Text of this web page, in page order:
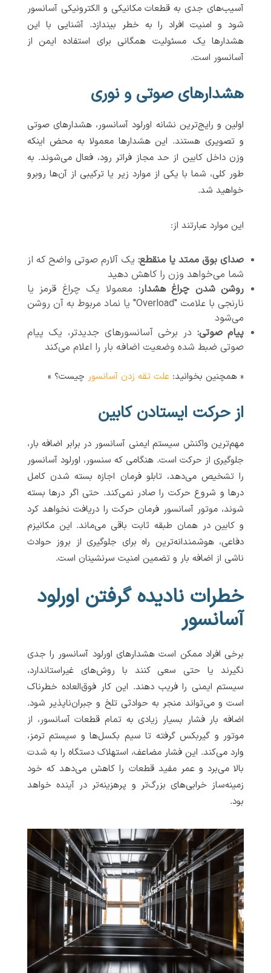
آسیب‌های جدی به قطعات مکانیکی و الکترونیکی آسانسور
شود و امنیت افراد را به خطر بیندازد. آشنایی با این
هشدارها یک مسئولیت همگانی برای استفاده ایمن از
آسانسور است.
هشدارهای صوتی و نوری
اولین و رایج‌ترین نشانه اورلود آسانسور، هشدارهای صوتی
و تصویری هستند. این هشدارها معمولا به محض اینکه
وزن داخل کابین از حد مجاز فراتر رود، فعال می‌شوند. به
طور کلی، شما با یکی از موارد زیر یا ترکیبی از آن‌ها روبرو
خواهید شد.
این موارد عبارتند از:
صدای بوق ممتد یا منقطع:یک آلارم صوتی واضح که از
شما می‌خواهد وزن را کاهش دهید
روشن شدن چراغ هشدار: معمولا یک چراغ قرمز یا
نارنجی با علامت "Overload" یا نماد مربوط به آن روشن
می‌شود
پیام صوتی: در برخی آسانسورهای جدیدتر، یک پیام
صوتی ضبط شده وضعیت اضافه بار را اعلام می‌کند
« همچنین بخوانید: علت تقه زدن آسانسور چیست؟ »
از حرکت ایستادن کابین
مهم‌ترین واکنش سیستم ایمنی آسانسور در برابر اضافه بار،
جلوگیری از حرکت است. هنگامی که سنسور، اورلود آسانسور
را تشخیص می‌دهد، تابلو فرمان اجازه بسته شدن کامل
درها و شروع حرکت را صادر نمی‌کند. حتی اگر درها بسته
شوند، موتور آسانسور فرمان حرکت را دریافت نخواهد کرد
و کابین در همان طبقه ثابت باقی می‌ماند. این مکانیزم
دفاعی، هوشمندانه‌ترین راه برای جلوگیری از بروز حوادث
ناشی از اضافه بار و تضمین امنیت سرنشینان است.
خطرات نادیده گرفتن اورلود
آسانسور
برخی افراد ممکن است هشدارهای اورلود آسانسور را جدی
نگیرند یا حتی سعی کنند با روش‌های غیراستاندارد،
سیستم ایمنی را فریب دهند. این کار فوق‌العاده خطرناک
است و می‌تواند منجر به حوادثی تلخ و جبران‌ناپذیر شود.
اضافه بار فشار بسیار زیادی به تمام قطعات آسانسور، از
موتور و گیربکس گرفته تا سیم بکسل‌ها و سیستم ترمز،
وارد می‌کند. این فشار مضاعف، استهلاک دستگاه را به شدت
بالا می‌برد و عمر مفید قطعات را کاهش می‌دهد که خود
زمینه‌ساز خرابی‌های بزرگ‌تر و پرهزینه‌تر در آینده خواهد
بود.